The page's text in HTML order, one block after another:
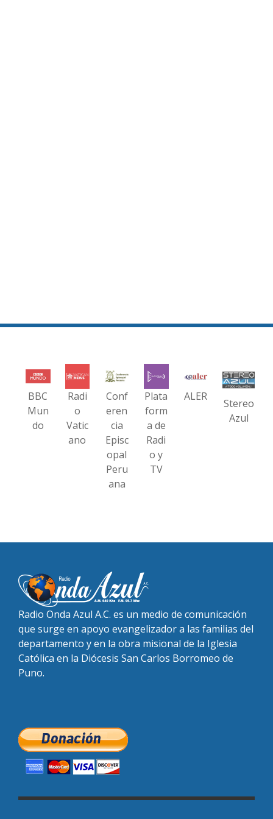
BBC
Mun
do
Radi
o
Vatic
ano
Conf
eren
cia
Episc
opal
Peru
ana
Plata
form
a de
Radi
o y
TV
ALER
Stereo
Azul
Radio Onda Azul A.C. es un medio de comunicación
que surge en apoyo evangelizador a las familias del
departamento y en la obra misional de la Iglesia
Católica en la Diócesis San Carlos Borromeo de
Puno.